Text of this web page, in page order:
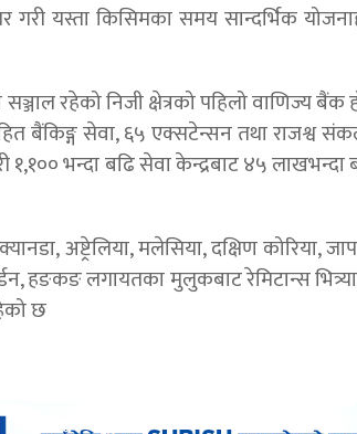
यस्ता किसिमका समय सान्दर्भिक
रहेको निजी क्षेत्रको पहिलो वाणिज्य बैंक
बैंकिङ्ग सेवा, ६५ एक्सटेन्सन तथा राजश्व
१,१०० भन्दा बढि सेवा केन्द्रबाट ४५ लाखभन्दा
अष्ट्रेलिया, मलेसिया, दक्षिण कोरिया,
हङकङ लगायतका मुलुकबाट रेमिटान्स
छ